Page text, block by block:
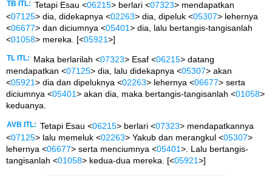
TB ITL: Tetapi Esau <06215> berlari <07323> mendapatkan
<07125> dia, didekapnya <02263> dia, dipeluk <05307> lehernya
<06677> dan diciumnya <05401> dia, lalu bertangis-tangisanlah
<01058> mereka. [<05921>]
TL ITL: Maka berlarilah <07323> Esaf <06215> datang
mendapatkan <07125> dia, lalu didekapnya <05307> akan
<05921> dia dan dipeluknya <02263> lehernya <06677> serta
diciumnya <05401> akan dia, maka bertangis-tangisanlah <01058>
keduanya.
AVB ITL: Tetapi Esau <06215> berlari <07323> mendapatkannya
<07125> lalu memeluk <02263> Yakub dan merangkul <05307>
lehernya <06677> serta menciumnya <05401>. Lalu bertangis-
tangisanlah <01058> kedua-dua mereka. [<05921>]